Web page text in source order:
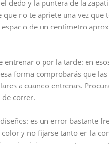
dedo y la puntera de la
no te apriete una vez que
de un centímetro
entrenar o por la tarde: en
forma comprobarás que
a cuando entrenas.
de correr.
es un error bastante
y no fijarse tanto en la